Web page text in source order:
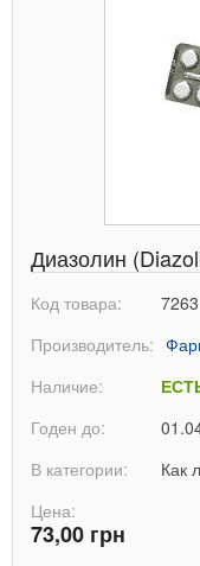
Диазолин
Код товара:
7263
Производитель:
Наличие:
Годен до:
В категории:
Как
Цена:
73,00 грн